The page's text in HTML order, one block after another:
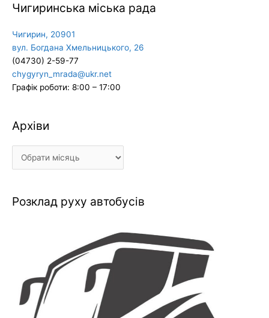
Чигиринська міська рада
Чигирин, 20901
вул. Богдана Хмельницького, 26
(04730) 2-59-77
chygyryn_mrada@ukr.net
Графік роботи: 8:00 – 17:00
Архіви
Архіви
Розклад руху автобусів